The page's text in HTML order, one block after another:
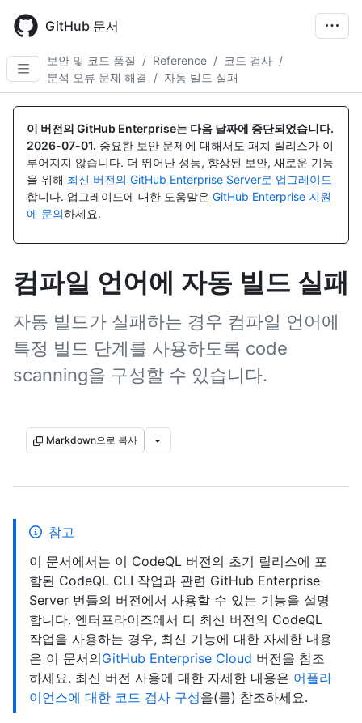
main
content
GitHub 문서
보안 및 코드 품질 / Reference / 코드 검사 /
분석 오류 문제 해결
/ 자동 빌드 실패
이 버전의 GitHub Enterprise는 다음 날짜에 중단되었습니다.
2026-07-01. 중요한 보안 문제에 대해서도 패치 릴리스가 이
루어지지 않습니다. 더 뛰어난 성능, 향상된 보안, 새로운 기능
을 위해 최신 버전의 GitHub Enterprise Server로 업그레이드
합니다. 업그레이드에 대한 도움말은 GitHub Enterprise 지원
에 문의하세요.
컴파일 언어에 자동 빌드 실패
자동 빌드가 실패하는 경우 컴파일 언어에
특정 빌드 단계를 사용하도록 code
scanning을 구성할 수 있습니다.
Markdown으로 복사
참고
이 문서에서는 이 CodeQL 버전의 초기 릴리스에 포
함된 CodeQL CLI 작업과 관련 GitHub Enterprise
Server 번들의 버전에서 사용할 수 있는 기능을 설명
합니다. 엔터프라이즈에서 더 최신 버전의 CodeQL
작업을 사용하는 경우, 최신 기능에 대한 자세한 내용
은 이 문서의GitHub Enterprise Cloud 버전을 참조
하세요. 최신 버전 사용에 대한 자세한 내용은 어플라
이언스에 대한 코드 검사 구성을(를) 참조하세요.